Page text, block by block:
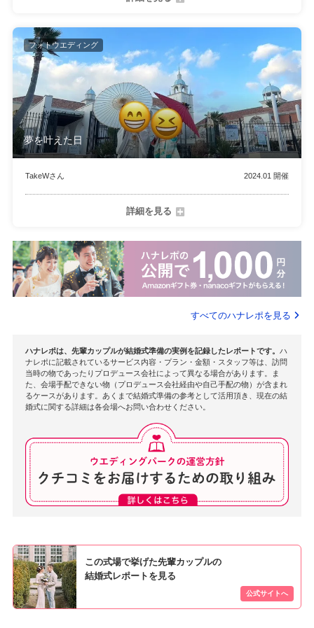
フォトウエディング
夢を叶えた日
TakeWさん 2024.01 開催
詳細を見る
すべてのハナレポを見る
ハナレポは、先輩カップルが結婚式準備の実例を記録したレポートです。 ハ
ナレポに記載されているサービス内容・プラン・金額・スタッフ等は、訪問
当時の物であったりプロデュース会社によって異なる場合があります。ま
た、会場手配できない物（プロデュース会社経由や自己手配の物）が含まれ
るケースがあります。あくまで結婚式準備の参考として活用頂き、現在の結
婚式に関する詳細は各会場へお問い合わせください。
この式場で挙げた先輩カップルの
結婚式レポートを見る